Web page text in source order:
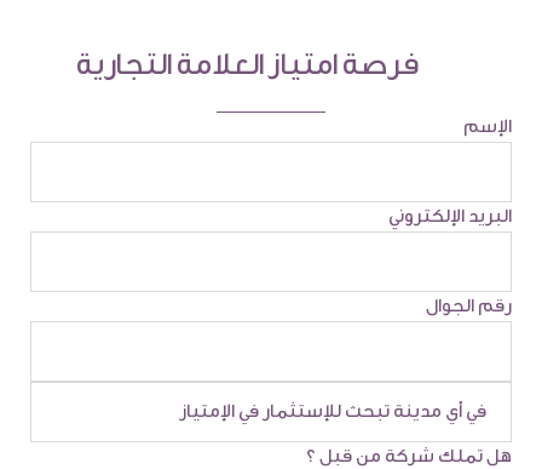
فرصة امتياز العلامة التجارية
الإسم
البريد الإلكتروني
رقم الجوال
هل تملك شركة من قبل ؟